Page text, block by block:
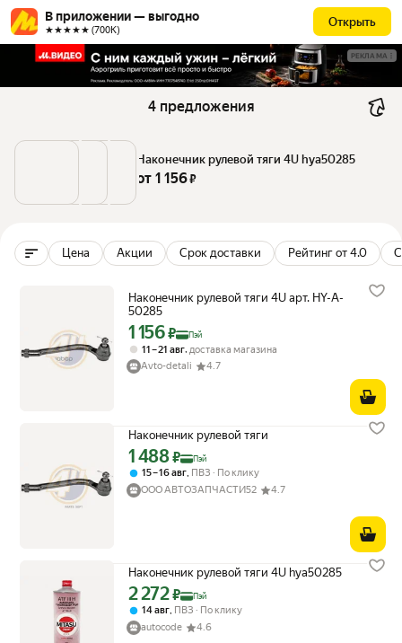
В приложении — выгодно
★★★★★ (700К)
Открыть
РЕКЛАМА
4 предложения
Наконечник рулевой тяги 4U hya50285
от 1 156 ₽
Цена Акции Срок доставки Рейтинг от 4.0
Наконечник рулевой тяги 4U арт. HY-A-
50285
Цена с картой Яндекс Пэй 1156 ₽ вместо
1 156₽ Пэй
11 – 21 авг, доставка магазина
Avto-detali
4.7
Наконечник рулевой тяги
Цена с картой Яндекс Пэй 1488 ₽ вместо
1 488₽ Пэй
15 – 16 авг, ПВЗ
По клику
ООО АВТОЗАПЧАСТИ52
4.7
Наконечник рулевой тяги 4U hya50285
Цена с картой Яндекс Пэй 2272 ₽ вместо
2 272₽ Пэй
14 авг ПВЗ
По клику
autocode
4.6